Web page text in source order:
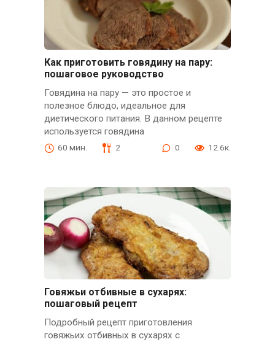
Как приготовить говядину на пару:
пошаговое руководство
Говядина на пару — это простое и
полезное блюдо, идеальное для
диетического питания. В данном рецепте
используется говядина
60 мин. 2 0 12.6к.
Говяжьи отбивные в сухарях:
пошаговый рецепт
Подробный рецепт приготовления
говяжьих отбивных в сухарях с